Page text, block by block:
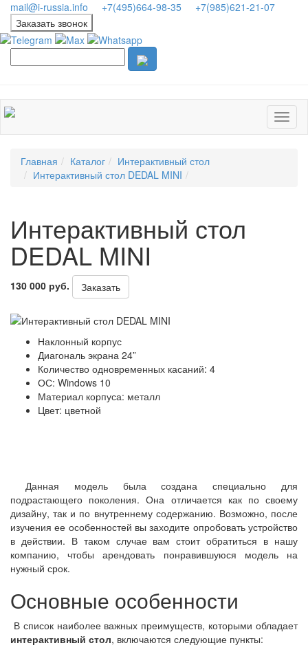
mail@i-russia.info +7(495)664-98-35
+7(985)621-21-07
Заказать звонок
Главная Каталог
Интерактивный стол
Интерактивный стол DEDAL MINI
Интерактивный стол
DEDAL MINI
130 000 руб. Заказать
Наклонный корпус
Диагональ экрана 24”
Количество одновременных касаний: 4
ОС: Windows 10
Материал корпуса: металл
Цвет: цветной
Данная модель была создана специально для
подрастающего поколения. Она отличается как по своему
дизайну, так и по внутреннему содержанию. Возможно, после
изучения ее особенностей вы заходите опробовать устройство
в действии. В таком случае вам стоит обратиться в нашу
компанию, чтобы арендовать понравившуюся модель на
нужный срок.
Основные особенности
В список наиболее важных преимуществ, которыми обладает
интерактивный стол, включаются следующие пункты: